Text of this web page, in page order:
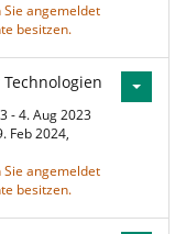
Sie angemeldet
besitzen.
- 4. Aug 2023
Feb 2024,
Sie angemeldet
besitzen.